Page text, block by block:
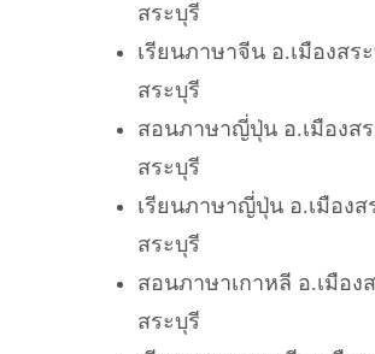
สระบุรี
เรียนภาษาจีน อ.เมืองสร
สระบุรี
สอนภาษาญี่ปุ่น อ.เมืองส
สระบุรี
เรียนภาษาญี่ปุ่น อ.เมืองส
สระบุรี
สอนภาษาเกาหลี อ.เมือง
สระบุรี